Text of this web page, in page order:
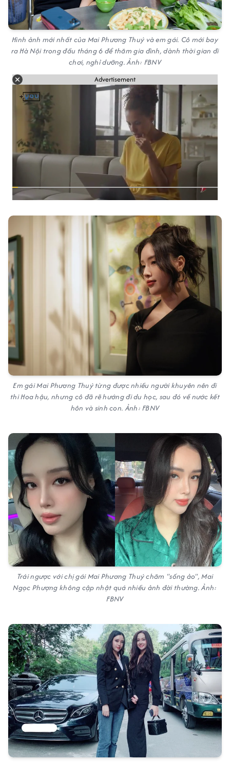
Hình ảnh mới nhất của Mai Phương Thuý và em gái. Cô mới bay
ra Hà Nội trong đầu tháng 6 để thăm gia đình, dành thời gian đi
chơi, nghỉ dưỡng. Ảnh: FBNV
Advertisement
Em gái Mai Phương Thuý từng được nhiều người khuyên nên đi
thi Hoa hậu, nhưng cô đã rẽ hướng đi du học, sau đó về nước kết
hôn và sinh con. Ảnh: FBNV
Trái ngược với chị gái Mai Phương Thuý chăm "sống ảo", Mai
Ngọc Phượng không cập nhật quá nhiều ảnh đời thường. Ảnh:
FBNV